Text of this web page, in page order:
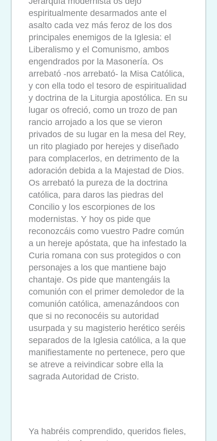
espiritualmente desarmados ante el
asalto cada vez más feroz de los dos
principales enemigos de la Iglesia: el
Liberalismo y el Comunismo, ambos
engendrados por la Masonería. Os
arrebató -nos arrebató- la Misa Católica,
y con ella todo el tesoro de espiritualidad
y doctrina de la Liturgia apostólica. En su
lugar os ofreció, como un trozo de pan
rancio arrojado a los que se vieron
privados de su lugar en la mesa del Rey,
un rito plagiado por herejes y diseñado
para complacerlos, en detrimento de la
adoración debida a la Majestad de Dios.
Os arrebató la pureza de la doctrina
católica, para daros las piedras del
Concilio y los escorpiones de los
modernistas. Y hoy os pide que
reconozcáis como vuestro Padre común
a un hereje apóstata, que ha infestado la
Curia romana con sus protegidos o con
personajes a los que mantiene bajo
chantaje. Os pide que mantengáis la
comunión con el primer demoledor de la
comunión católica, amenazándoos con
que si no reconocéis su autoridad
usurpada y su magisterio herético seréis
separados de la Iglesia católica, a la que
manifiestamente no pertenece, pero que
se atreve a reivindicar sobre ella la
sagrada Autoridad de Cristo.
Ya habréis comprendido, queridos fieles,